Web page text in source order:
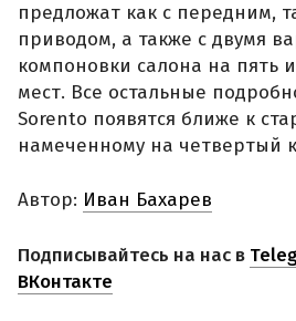
предложат как с передним,
приводом, а также с двумя
компоновки салона на пять
мест. Все остальные
Sorento появятся ближе к
намеченному на четвертый
Автор: Иван Бахарев
Подписывайтесь на нас в
ВКонтакте